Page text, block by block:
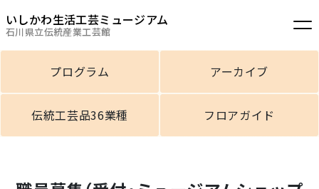
いしかわ生活工芸ミュージアム
石川県立伝統産業工芸館
プログラム アーカイブ
伝統工芸品36業種 フロアガイド